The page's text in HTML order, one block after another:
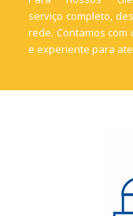
serviço completo,
rede. Contamos
e experiente para